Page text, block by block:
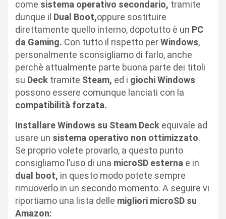
come sistema operativo secondario, tramite
dunque il Dual Boot,oppure sostituire
direttamente quello interno, dopotutto è un PC
da Gaming. Con tutto il rispetto perWindows,
personalmente sconsigliamo di farlo, anche
perchè attualmente parte buona parte dei titoli
su Deck tramite Steam, ed i giochi Windows
possono essere comunque lanciati con la
compatibilità forzata.
Installare Windows su Steam Deck equivale ad
usare un sistema operativo non ottimizzato.
Se proprio volete provarlo, a questo punto
consigliamo l’uso di una microSD esterna e in
dual boot, in questo modo potete sempre
rimuoverlo in un secondo momento. A seguire vi
riportiamo una lista delle migliori microSD su
Amazon: